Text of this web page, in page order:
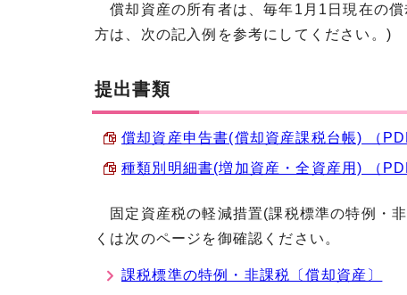
償却資産の所有者は、毎年1月1日現在の
方は、次の記入例を参考にしてください。)
提出書類
償却資産申告書(償却資産課税台帳) （
種類別明細書(増加資産・全資産用) （
固定資産税の軽減措置(課税標準の特例・
くは次のページを御確認ください。
課税標準の特例・非課税〔償却資産〕